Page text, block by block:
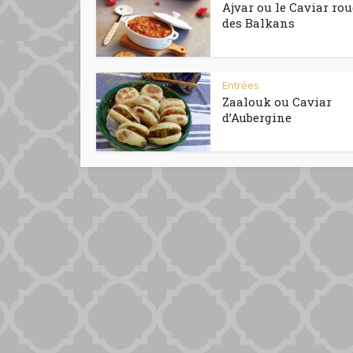
Ajvar ou le Caviar
des Balkans
Entrées
Zaalouk ou Caviar
d’Aubergine